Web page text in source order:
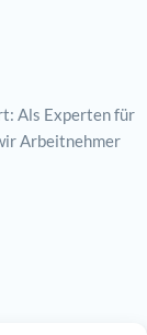
Als Experten für
Arbeitnehmer